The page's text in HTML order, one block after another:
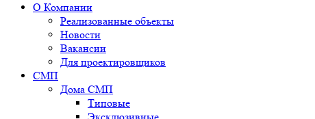
О Компании
Реализованные объекты
Новости
Вакансии
Для проектировщиков
СМП
Дома СМП
Типовые